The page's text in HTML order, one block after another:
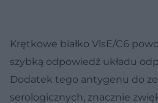
Krętkowe białko VlsE/C6
szybką odpowiedź układu
Dodatek tego antygenu do
serologicznych, znacznie